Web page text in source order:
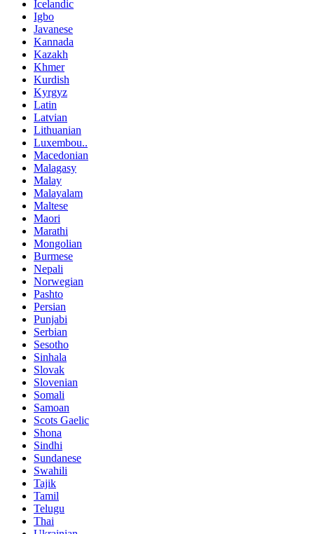
Icelandic
Igbo
Javanese
Kannada
Kazakh
Khmer
Kurdish
Kyrgyz
Latin
Latvian
Lithuanian
Luxembou..
Macedonian
Malagasy
Malay
Malayalam
Maltese
Maori
Marathi
Mongolian
Burmese
Nepali
Norwegian
Pashto
Persian
Punjabi
Serbian
Sesotho
Sinhala
Slovak
Slovenian
Somali
Samoan
Scots Gaelic
Shona
Sindhi
Sundanese
Swahili
Tajik
Tamil
Telugu
Thai